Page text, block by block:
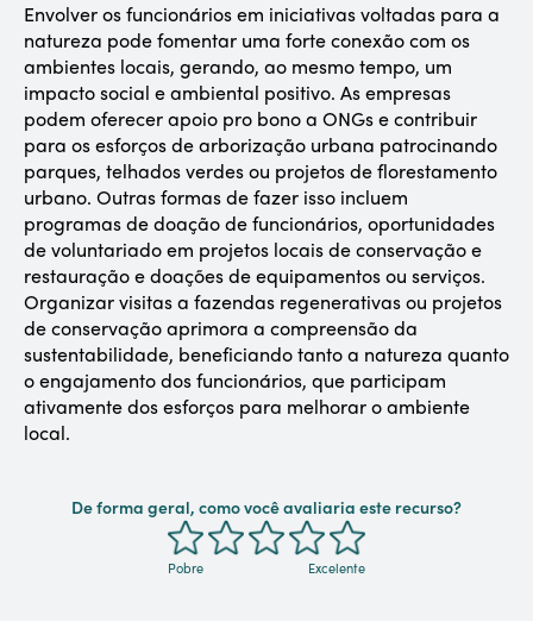
Envolver os funcionários em iniciativas voltadas para a
natureza pode fomentar uma forte conexão com os
ambientes locais, gerando, ao mesmo tempo, um
impacto social e ambiental positivo. As empresas
podem oferecer apoio pro bono a ONGs e contribuir
para os esforços de arborização urbana patrocinando
parques, telhados verdes ou projetos de florestamento
urbano. Outras formas de fazer isso incluem
programas de doação de funcionários, oportunidades
de voluntariado em projetos locais de conservação e
restauração e doações de equipamentos ou serviços.
Organizar visitas a fazendas regenerativas ou projetos
de conservação aprimora a compreensão da
sustentabilidade, beneficiando tanto a natureza quanto
o engajamento dos funcionários, que participam
ativamente dos esforços para melhorar o ambiente
local.
De forma geral, como você avaliaria este recurso?
Pobre Excelente